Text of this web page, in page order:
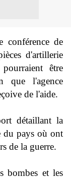
conférence de
d'artillerie
être
que l'agence
de l'aide.
détaillant la
du pays où ont
de la guerre.
bombes et les